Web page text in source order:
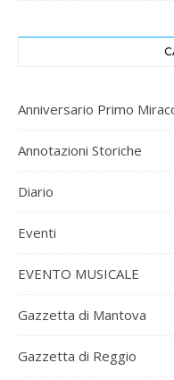
Anniversario Primo
Annotazioni Storiche
Diario
Eventi
EVENTO MUSICALE
Gazzetta di Mantova
Gazzetta di Reggio